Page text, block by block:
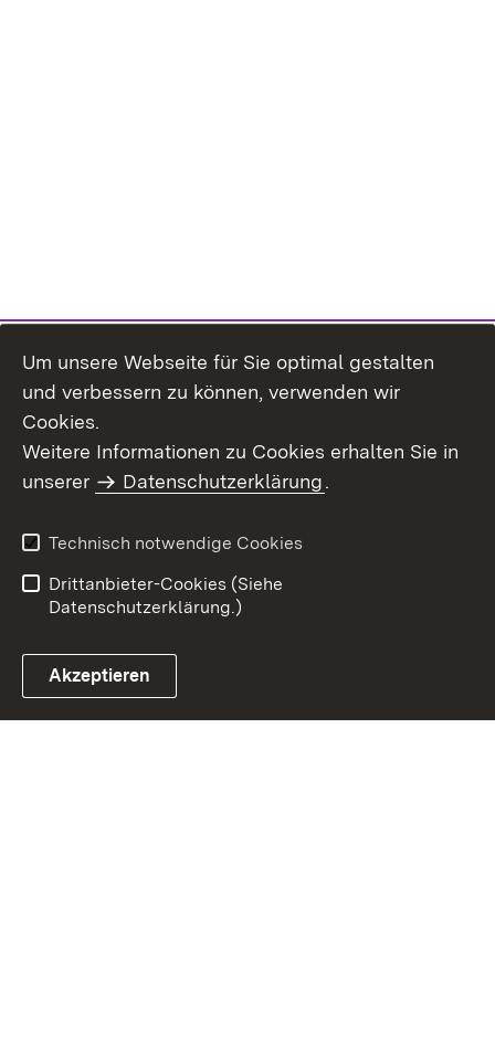
Benutzungshinweise
Erklärung zur
Um unsere Webseite für Sie optimal gestalten
und verbessern zu können, verwenden wir
Cookies.
Weitere Informationen zu Cookies erhalten Sie in
unserer
Datenschutzerklärung.
Technisch notwendige Cookies
Drittanbieter-Cookies (Siehe
Datenschutzerklärung.)
Akzeptieren